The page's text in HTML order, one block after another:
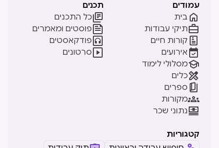
עמודים
בית 
תיקי עבודות
קורות חיים 
אירועים 
מסלולי לימוד
כלים
ספרים 
מקורות
נתוני שכר
תכנים
כל התכנים
פוסטים ומאמרים
פודקאסטים
סרטונים
קטגוריות